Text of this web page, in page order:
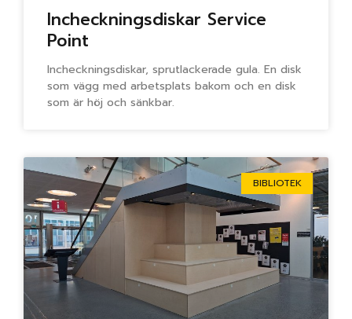
Incheckningsdiskar Service
Point
Incheckningsdiskar, sprutlackerade gula. En disk
som vägg med arbetsplats bakom och en disk
som är höj och sänkbar.
BIBLIOTEK